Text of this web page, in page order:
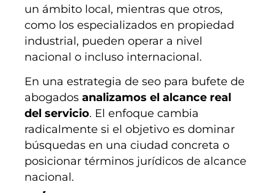
un ámbito local, mientras que otros,
como los especializados en propiedad
industrial, pueden operar a nivel
nacional o incluso internacional.
En una estrategia de seo para bufete de
abogados analizamos el alcance real
del servicio. El enfoque cambia
radicalmente si el objetivo es dominar
búsquedas en una ciudad concreta o
posicionar términos jurídicos de alcance
nacional.